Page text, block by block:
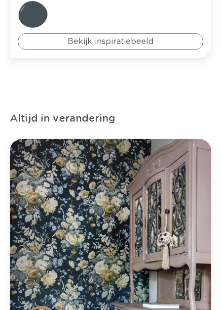
Bekijk inspiratiebeeld
Altijd in verandering